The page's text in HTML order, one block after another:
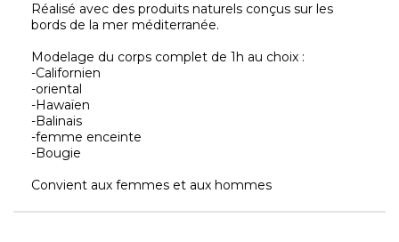
Réalisé avec des produits naturels conçus sur les
bords de la mer méditerranée.
Modelage du corps complet de 1h au choix :
-Californien
-oriental
-Hawaïen
-Balinais
-femme enceinte
-Bougie
Convient aux femmes et aux hommes